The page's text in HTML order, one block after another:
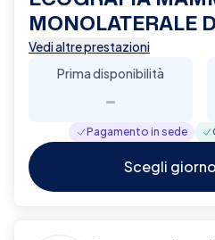
MONOLATERALE
Vedi altre prestazioni
Prima disponibilità
-
Pagamento in sede
Scegli